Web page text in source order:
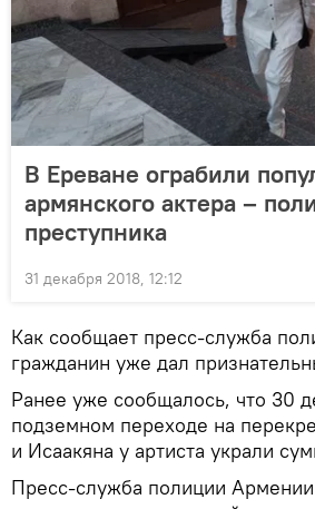
В Ереване ограбили
армянского актера –
преступника
31 декабря 2018, 12:12
Как сообщает пресс-служба
гражданин уже дал
Ранее уже сообщалось, что 30
подземном переходе на
и Исаакяна у артиста украли
Пресс-служба полиции